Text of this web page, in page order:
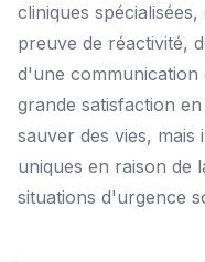
cliniques
preuve de réactivité,
d'une communication
grande satisfaction
sauver des vies, mais
uniques en raison de
situations d'urgence